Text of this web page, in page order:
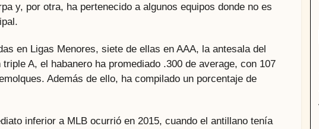
y, por otra, ha pertenecido a algunos equipos donde no es
en Ligas Menores, siete de ellas en AAA, la antesala del
A, el habanero ha promediado .300 de average, con 107
Además de ello, ha compilado un porcentaje de
inferior a MLB ocurrió en 2015, cuando el antillano tenía